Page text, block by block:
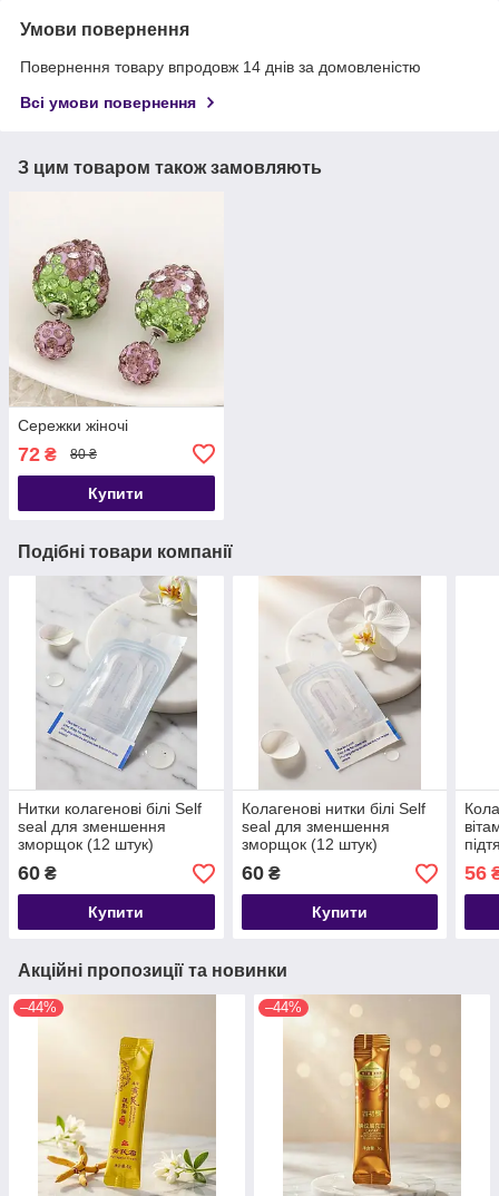
Умови повернення
Повернення товару впродовж 14 днів за домовленістю
Всі умови повернення
З цим товаром також замовляють
Сережки жіночі
72 ₴ 80 ₴
Купити
Подібні товари компанії
Нитки колагенові білі Self
seal для зменшення
зморщок (12 штук)
60 ₴
Купити
Колагенові нитки білі Self
seal для зменшення
зморщок (12 штук)
60₴
Купити
шт.)
56
Акційні пропозиції та новинки
–44% –44%